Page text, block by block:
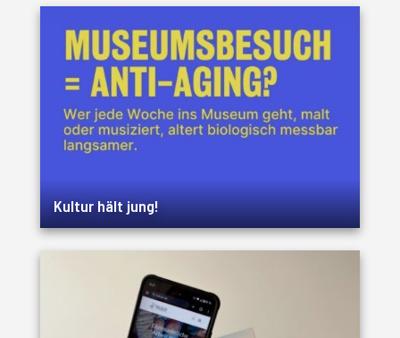
Kultur hält jung!